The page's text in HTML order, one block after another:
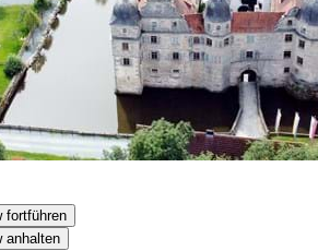
fortführen
anhalten